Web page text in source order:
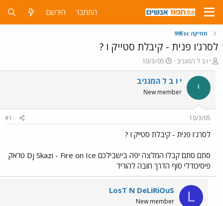
התחבר הירשם
מוזיקה 99Esc
לסרג'ו פנית - קיבלת סטייק ו ?
פ
ו
ת
ח
ה
ש
א
י ו ב ל המגניב
פ
ו
ר
ם
ר
10/3/05
י י ו ב ל המגניב
New member
10/3/05
#1
לסרג'ו פנית - קיבלת סטייק ו ?
סתם סתם קבלו המלצה יפה בישבילכם Dj Skazi - Fire on Ice טראק
פיסיכודלי סוף הדרך חובה להוריד
L
LosT N DeLiRiOuS
New member